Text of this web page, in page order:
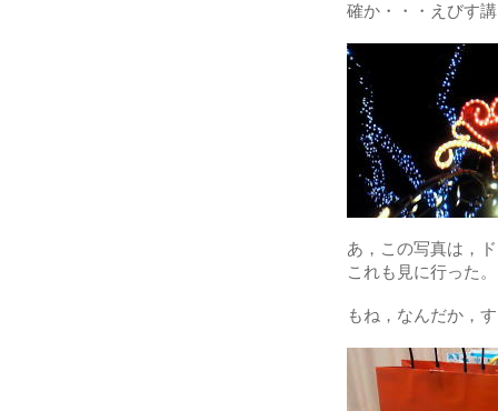
確か・・・えびす
あ，この写真は，
これも見に行った。
もね，なんだか，